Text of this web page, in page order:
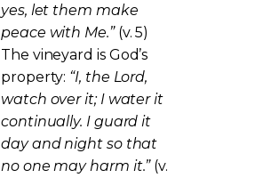
yes, let them make
peace with Me.”(v. 5)
The vineyard is God’s
property: “I, the Lord,
watch over it; I water it
continually. I guard it
day and night so that
no one may harm it.”(v.